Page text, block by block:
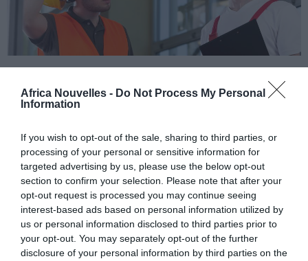
Africa Nouvelles - Do Not Process My Personal
Information
If you wish to opt-out of the sale, sharing to third parties, or
processing of your personal or sensitive information for
targeted advertising by us, please use the below opt-out
section to confirm your selection. Please note that after your
opt-out request is processed you may continue seeing
interest-based ads based on personal information utilized by
us or personal information disclosed to third parties prior to
your opt-out. You may separately opt-out of the further
disclosure of your personal information by third parties on the
face à la Slovénie.
Dans une rencontre
disputée à Blida, les
Fennecs se sont
imposés 2-0.